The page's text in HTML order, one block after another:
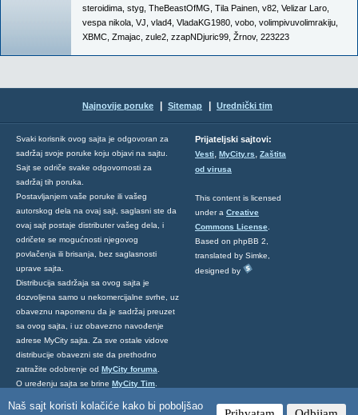
Naš sajt koristi kolačiće kako bi poboljšao
steroidima styg TheBeastOfMG Tila Painen v82 Velizar Laro
vespa nikola VJ vlad4 VladaKG1980 vobo volimpivuvolimrakiju
XBMC Zmajac zule2 zzapNDjuric99 Žrnov, 223223
Najnovije poruke Sitemap Urednički tim
Svaki korisnik ovog sajta je odgovoran za
sadržaj svoje poruke koju objavi na sajtu.
Sajt se odriče svake odgovornosti za
sadržaj tih poruka.
Postavljanjem vaše poruke ili vašeg
autorskog dela na ovaj sajt, saglasni ste da
ovaj sajt postaje distributer vašeg dela, i
odričete se mogućnosti njegovog
povlačenja ili brisanja, bez saglasnosti
uprave sajta.
Distribucija sadržaja sa ovog sajta je
dozvoljena samo u nekomercijalne svrhe, uz
obaveznu napomenu da je sadržaj preuzet
sa ovog sajta, i uz obavezno navođenje
adrese MyCity sajta. Za sve ostale vidove
distribucije obavezni ste da prethodno
zatražite odobrenje od MyCity foruma
O uređenju sajta se brine MyCity Tim
ovde.
Prijateljski sajtovi:
Vesti, MyCity.rs, Zaštita
od virusa
This content is licensed
under a Creative
Commons License
Based on phpBB 2,
translated by Simke,
designed by